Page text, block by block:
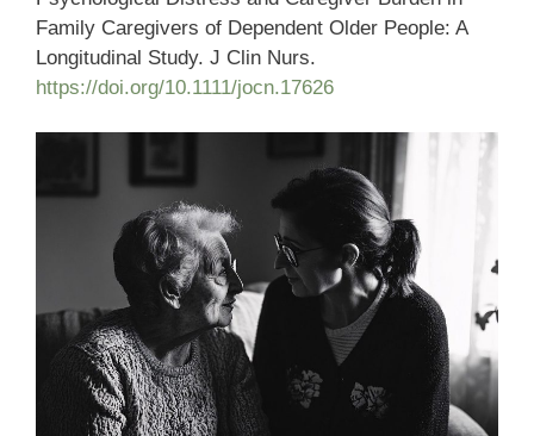
Family Caregivers of Dependent Older People: A
Longitudinal Study. J Clin Nurs.
https://doi.org/10.1111/jocn.17626